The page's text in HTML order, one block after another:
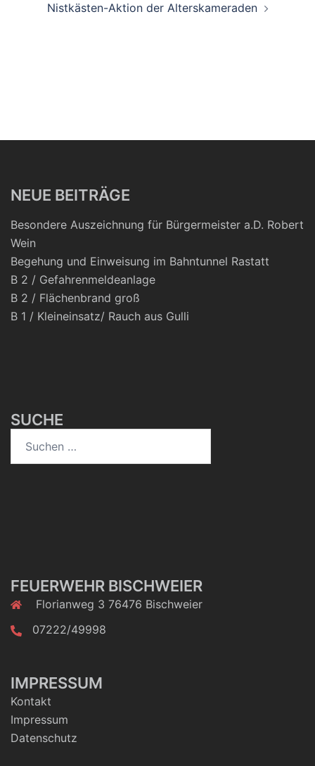
Nistkästen-Aktion der Alterskameraden
NEUE BEITRÄGE
Besondere Auszeichnung für Bürgermeister a.D. Robert
Wein
Begehung und Einweisung im Bahntunnel Rastatt
B 2 / Gefahrenmeldeanlage
B 2 / Flächenbrand groß
B 1 / Kleineinsatz/ Rauch aus Gulli
SUCHE
FEUERWEHR BISCHWEIER
Florianweg 3 76476 Bischweier
07222/49998
IMPRESSUM
Kontakt
Impressum
Datenschutz